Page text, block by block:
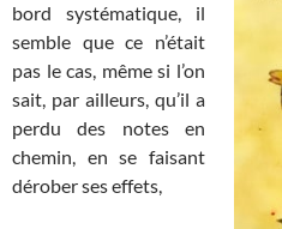
bord systématique, il
semble que ce n’était
pas le cas, même si l’on
sait, par ailleurs, qu’il a
perdu des notes en
chemin, en se faisant
dérober ses effets,